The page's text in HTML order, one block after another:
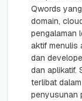
Qwords
domain,
pengalaman
aktif menulis
dan
dan aplikatif.
terlibat
penyusunan